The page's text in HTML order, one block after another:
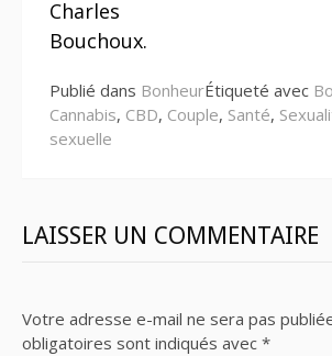
suite
Charles
Bouchoux.
Publié dans BonheurÉtiqueté avec
Cannabis, CBD, Couple, Santé,
sexuelle
LAISSER UN COMMENTAIRE
Votre adresse e-mail ne sera pas
obligatoires sont indiqués avec *